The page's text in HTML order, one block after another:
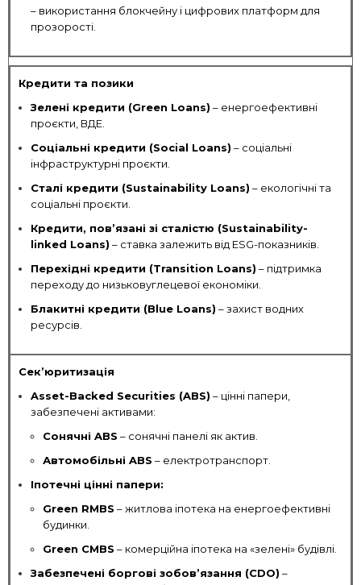
– використання блокчейну і цифрових платформ для
прозорості.
Кредити та позики
Зелені кредити (Green Loans) – енергоефективні
проєкти, ВДЕ.
Соціальні кредити (Social Loans) – соціальні
інфраструктурні проєкти.
Сталі кредити (Sustainability Loans) – екологічні та
соціальні проєкти.
Кредити, пов’язані зі сталістю (Sustainability-
linked Loans) – ставка залежить від ESG-показників.
Перехідні кредити (Transition Loans) – підтримка
переходу до низьковуглецевої економіки.
Блакитні кредити (Blue Loans) – захист водних
ресурсів.
Сек’юритизація
Asset-Backed Securities (ABS) – цінні папери,
забезпечені активами:
Сонячні ABS – сонячні панелі як актив.
Автомобільні ABS – електротранспорт.
Іпотечні цінні папери:
Green RMBS – житлова іпотека на енергоефективні
будинки.
Green CMBS – комерційна іпотека на «зелені» будівлі.
Забезпечені боргові зобов’язання (CDO) –